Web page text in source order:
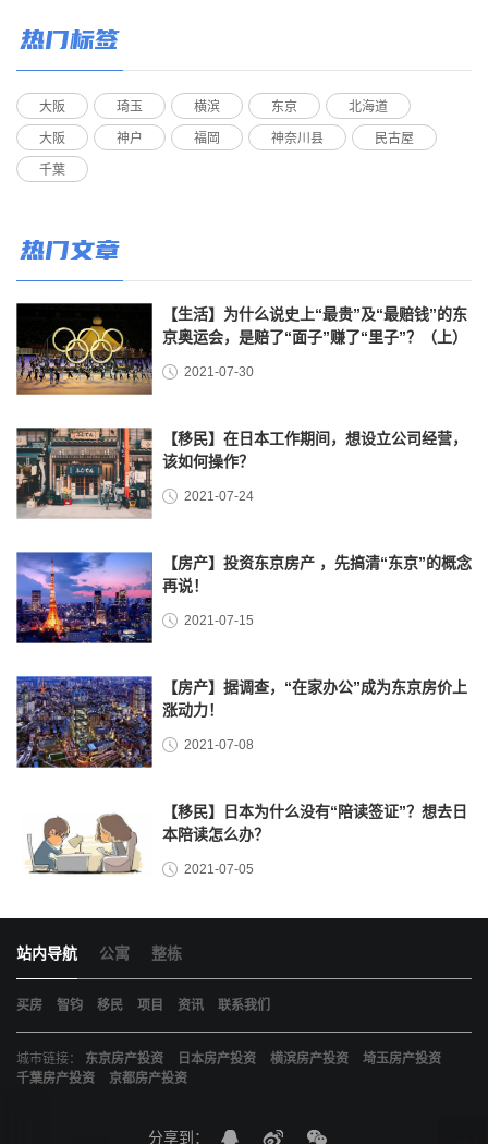
热门标签
大阪 琦玉 横滨 东京 北海道
大阪 神户 福岡 神奈川县 民古屋
千葉
热门文章
【生活】为什么说史上“最贵”及“最赔钱”的东
京奥运会，是赔了“面子”赚了“里子”？（上）
2021-07-30
【移民】在日本工作期间，想设立公司经营，
该如何操作？
2021-07-24
【房产】投资东京房产 ，先搞清“东京”的概念
再说！
2021-07-15
【房产】据调查，“在家办公”成为东京房价上
涨动力！
2021-07-08
【移民】日本为什么没有“陪读签证”？想去日
本陪读怎么办？
2021-07-05
站内导航 公寓 整栋
买房 智钧 移民 项目 资讯 联系我们
城市链接： 东京房产投资 日本房产投资 横滨房产投资
埼玉房产投资
千葉房产投资
京都房产投资
分享到：